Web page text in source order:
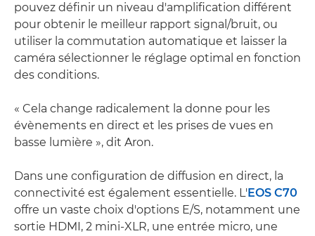
pouvez définir un niveau d'amplification différent
pour obtenir le meilleur rapport signal/bruit, ou
utiliser la commutation automatique et laisser la
caméra sélectionner le réglage optimal en fonction
des conditions.
« Cela change radicalement la donne pour les
évènements en direct et les prises de vues en
basse lumière », dit Aron.
Dans une configuration de diffusion en direct, la
connectivité est également essentielle. L' EOS C70
offre un vaste choix d'options E/S, notamment une
sortie HDMI, 2 mini-XLR, une entrée micro, une